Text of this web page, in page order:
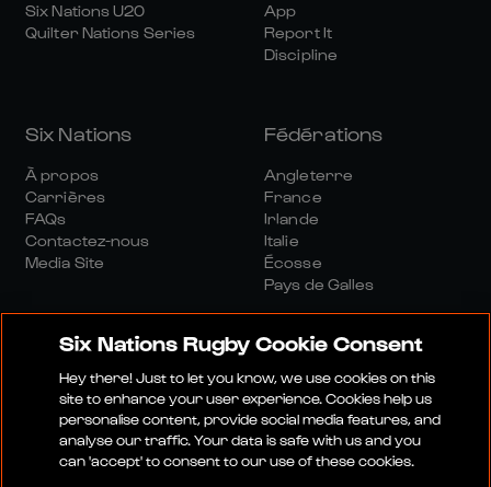
Six Nations U20
Quilter Nations Series
App
Report It
Discipline
Six Nations
À propos
Carrières
FAQs
Contactez-nous
Media Site
Fédérations
Angleterre
France
Irlande
Italie
Écosse
Pays de Galles
Site Média Conditions Générales
Politique De ConfidentialitéPolitique De Cookies
Politique Sociale Et Numérique
Six Nations Rugby Cookie Consent
Hey there! Just to let you know, we use cookies on this
site to enhance your user experience. Cookies help us
personalise content, provide social media features, and
analyse our traffic. Your data is safe with us and you
can 'accept' to consent to our use of these cookies.